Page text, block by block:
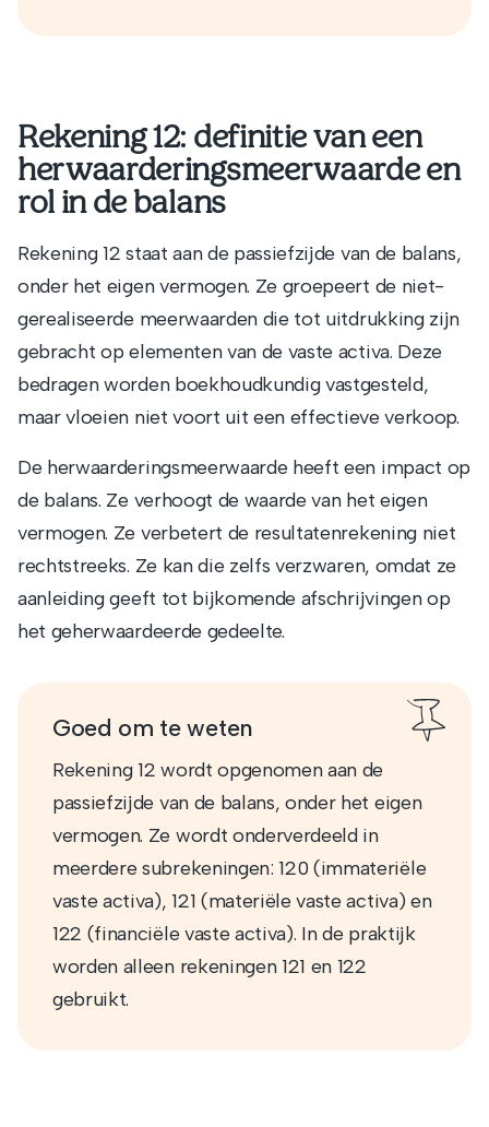
Rekening 12: definitie van een
herwaarderingsmeerwaarde en
rol in de balans
Rekening 12 staat aan de passiefzijde van de balans,
onder het eigen vermogen. Ze groepeert de niet-
gerealiseerde meerwaarden die tot uitdrukking zijn
gebracht op elementen van de vaste activa. Deze
bedragen worden boekhoudkundig vastgesteld,
maar vloeien niet voort uit een effectieve verkoop.
De herwaarderingsmeerwaarde heeft een impact op
de balans. Ze verhoogt de waarde van het eigen
vermogen. Ze verbetert de resultatenrekening niet
rechtstreeks. Ze kan die zelfs verzwaren, omdat ze
aanleiding geeft tot bijkomende afschrijvingen op
het geherwaardeerde gedeelte.
Goed om te weten
Rekening 12 wordt opgenomen aan de
passiefzijde van de balans, onder het eigen
vermogen. Ze wordt onderverdeeld in
meerdere subrekeningen: 120 (immateriële
vaste activa), 121 (materiële vaste activa) en
122 (financiële vaste activa). In de praktijk
worden alleen rekeningen 121 en 122
gebruikt.